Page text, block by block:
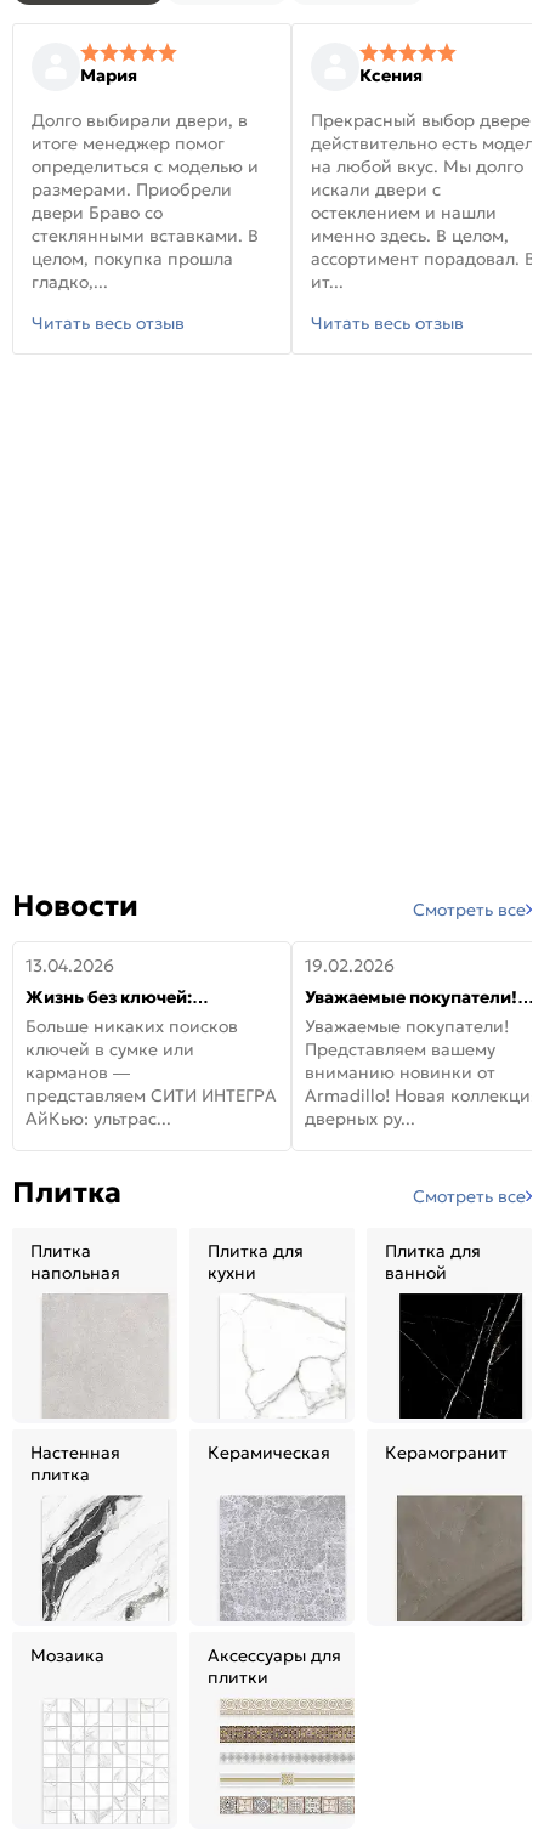
Мария
Долго выбирали двери, в
итоге менеджер помог
определиться с моделью и
размерами. Приобрели
двери Браво со
стеклянными вставками. В
целом, покупка прошла
гладко,...
Читать весь отзыв
Ксения
Прекрасный выбор
действительно есть модели
на любой вкус. Мы долго
искали двери с
остеклением и нашли
именно здесь. В целом,
ассортимент порадовал. В
ит...
Читать весь отзыв
Новости Смотреть все
13.04.2026
Жизнь без ключей:
встречайте новую дверь
СИТИ ИНТЕГРА АйКью!
Больше никаких поисков
ключей в сумке или
карманов —
представляем СИТИ ИНТЕГРА
АйКью: ультрас...
19.02.2026
Уважаемые покупатели!
Представляем вашему
вниманию новинки от
Armadillo!
Уважаемые покупатели!
Представляем вашему
вниманию новинки от
Armadillo! Новая коллекция
дверных ру...
Плитка Смотреть все
Плитка
напольная
Плитка для
кухни
Плитка для
ванной
Настенная
плитка
Керамическая Керамогранит
Мозаика
Аксессуары для
плитки